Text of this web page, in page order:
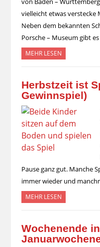
vielleicht etwas verstecke
Neben dem bekannten
Porsche – Museum gibt
MEHR LESEN
Herbstzeit ist
Gewinnspiel)
Pause ganz gut. Manche
immer wieder und
MEHR LESEN
Wochenende